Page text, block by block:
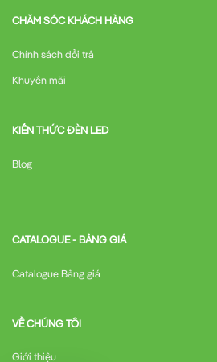
CHĂM SÓC KHÁCH HÀNG
Chính sách đổi trả
Khuyến mãi
KIẾN THỨC ĐÈN LED
Blog
CATALOGUE - BẢNG GIÁ
Catalogue Bảng giá
VỀ CHÚNG TÔI
Giới thiệu